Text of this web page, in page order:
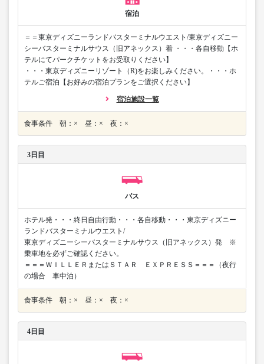
宿泊
＝＝東京ディズニーランドバスターミナルウエスト/東京ディズニー
シーバスターミナルサウス（旧アネックス）着 ・・・各自移動【ホ
テルにてパークチケットをお受取りください】
・・・東京ディズニーリゾート（R)をお楽しみください。・・・ホ
テルご宿泊【お好みの宿泊プランをご選択ください】
宿泊施設一覧
食事条件 朝：× 昼：× 夜：×
3日目
バス
ホテル発・・・終日自由行動・・・各自移動・・・東京ディズニー
ランドバスターミナルウエスト/
東京ディズニーシーバスターミナルサウス（旧アネックス）発 ※
乗車地を必ずご確認ください。
＝＝＝ＷＩＬＬＥＲまたはＳＴＡＲ ＥＸＰＲＥＳＳ＝＝＝（夜行
の場合 車中泊）
食事条件 朝：× 昼：× 夜：×
4日目